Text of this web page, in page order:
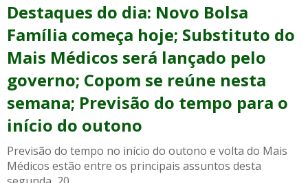
Destaques do dia: Novo Bolsa
Família começa hoje; Substituto do
Mais Médicos será lançado pelo
governo; Copom se reúne nesta
semana; Previsão do tempo para o
início do outono
Previsão do tempo no início do outono e volta do Mais
Médicos estão entre os principais assuntos desta